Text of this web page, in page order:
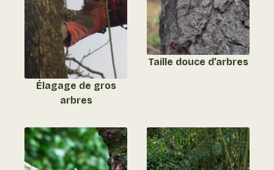
Élagage de gros
arbres
Taille douce d’arbres